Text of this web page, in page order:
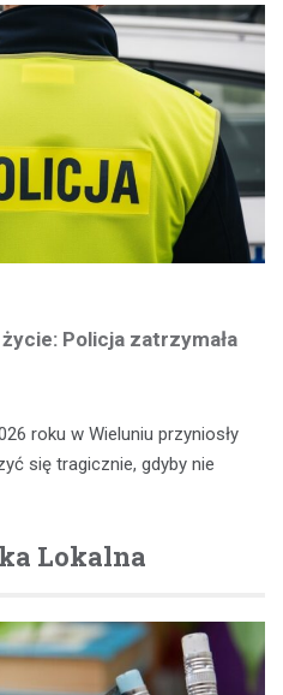
Policja zatrzymała
roku w Wieluniu przyniosły
się tragicznie, gdyby nie
Lokalna